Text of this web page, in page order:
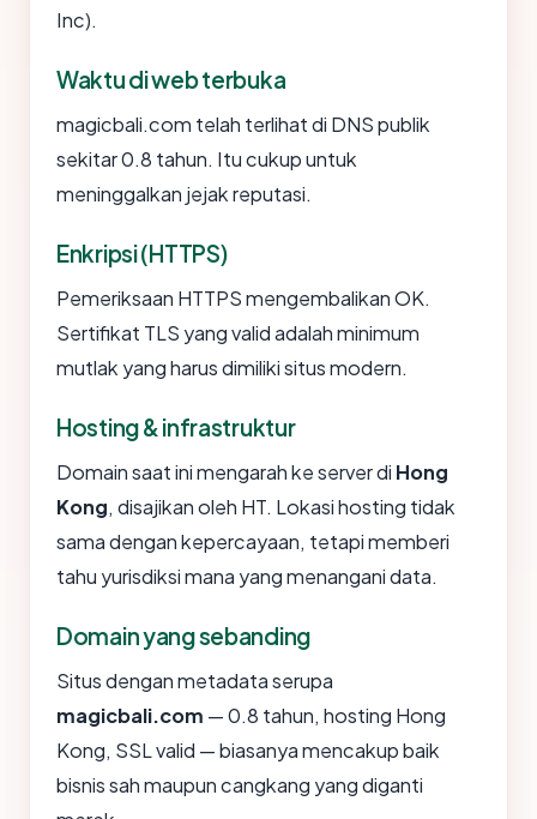
Inc).
Waktu di web terbuka
magicbali.com telah terlihat di DNS publik
sekitar 0.8 tahun. Itu cukup untuk
meninggalkan jejak reputasi.
Enkripsi (HTTPS)
Pemeriksaan HTTPS mengembalikan OK.
Sertifikat TLS yang valid adalah minimum
mutlak yang harus dimiliki situs modern.
Hosting & infrastruktur
Domain saat ini mengarah ke server di Hong
Kong, disajikan oleh HT. Lokasi hosting tidak
sama dengan kepercayaan, tetapi memberi
tahu yurisdiksi mana yang menangani data.
Domain yang sebanding
Situs dengan metadata serupa
magicbali.com — 0.8 tahun, hosting Hong
Kong, SSL valid — biasanya mencakup baik
bisnis sah maupun cangkang yang diganti